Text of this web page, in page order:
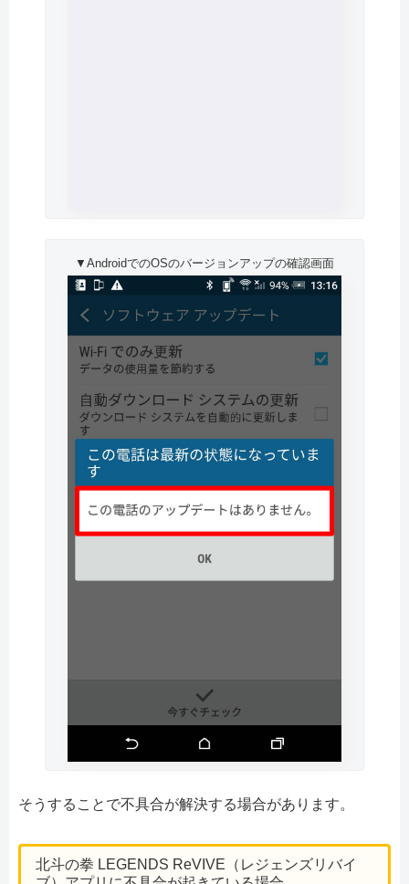
▼AndroidでのOSのバージョンアップの確認画面
そうすることで不具合が解決する場合があります。
北斗の拳 LEGENDS ReVIVE（レジェンズリバイ